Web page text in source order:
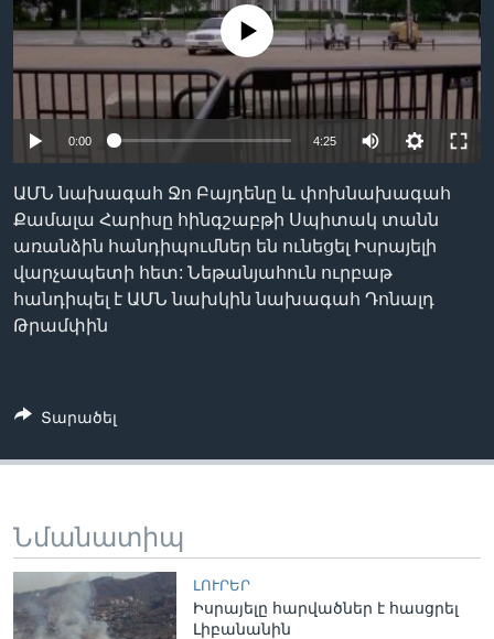
Լեզուներ
No media source currently available
0:00 4:25
ԱՄՆ նախագահ Ջո Բայդենը և փոխնախագահ
Քամալա Հարիսը հինգշաբթի Սպիտակ տանն
առանձին հանդիպումներ են ունեցել Իսրայելի
վարչապետի հետ: Նեթանյահուն ուրբաթ
հանդիպել է ԱՄՆ նախկին նախագահ Դոնալդ
Թրամփին
Տարածել
Նմանատիպ
ԼՈՒՐԵՐ
Իսրայելը հարվածներ է հասցրել
Լիբանանին